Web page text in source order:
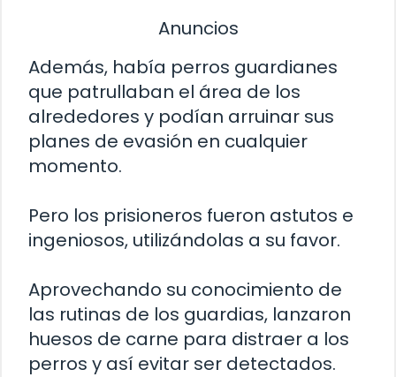
Anuncios
Además, había perros guardianes
que patrullaban el área de los
alrededores y podían arruinar sus
planes de evasión en cualquier
momento.
Pero los prisioneros fueron astutos e
ingeniosos, utilizándolas a su favor.
Aprovechando su conocimiento de
las rutinas de los guardias, lanzaron
huesos de carne para distraer a los
perros y así evitar ser detectados.